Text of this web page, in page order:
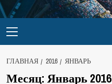
ГЛАВНАЯ 2016 ЯНВАРЬ
Месяц: Январь 2016